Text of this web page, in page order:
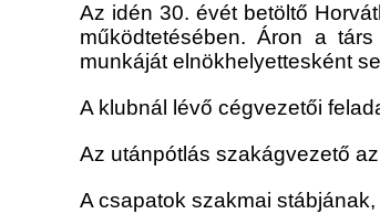
Az idén 30. évét betöltő
működtetésében. Áron a
munkáját elnökhelyettesként
A klubnál lévő cégvezetői
Az utánpótlás szakágvezető
A csapatok szakmai